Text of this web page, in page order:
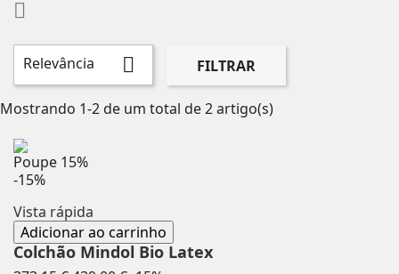

Relevância  FILTRAR
Mostrando 1-2 de um total de 2 artigo(s)
Poupe 15%
-15%
Vista rápida
Adicionar ao carrinho
Colchão Mindol Bio Latex